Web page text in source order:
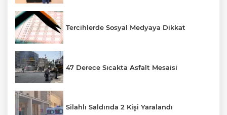
Tercihlerde Sosyal Medyaya Dikkat
47 Derece Sıcakta Asfalt Mesaisi
Silahlı Saldırıda 2 Kişi Yaralandı